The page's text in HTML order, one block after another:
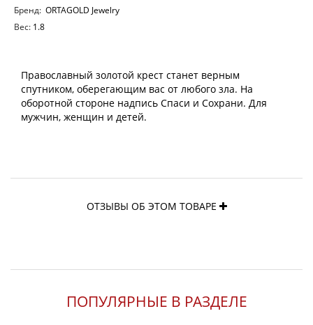
Бренд: ORTAGOLD Jewelry
Вес: 1.8
Православный золотой крест станет верным
спутником, оберегающим вас от любого зла. На
оборотной стороне надпись Спаси и Сохрани. Для
мужчин, женщин и детей.
ОТЗЫВЫ ОБ ЭТОМ ТОВАРЕ
ПОПУЛЯРНЫЕ В РАЗДЕЛЕ